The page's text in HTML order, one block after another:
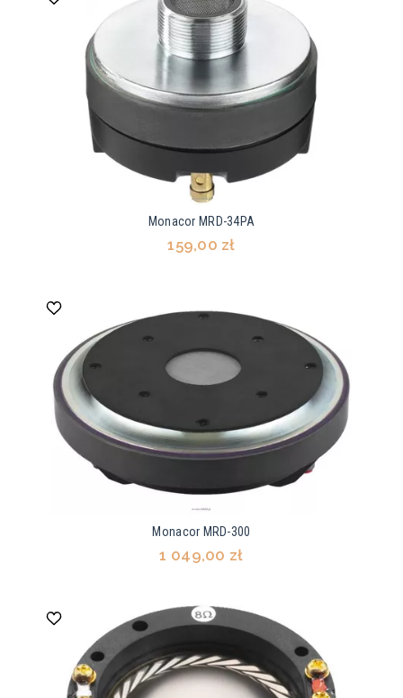
Monacor MRD-34PA
159,00 zł
Monacor MRD-300
1 049,00 zł